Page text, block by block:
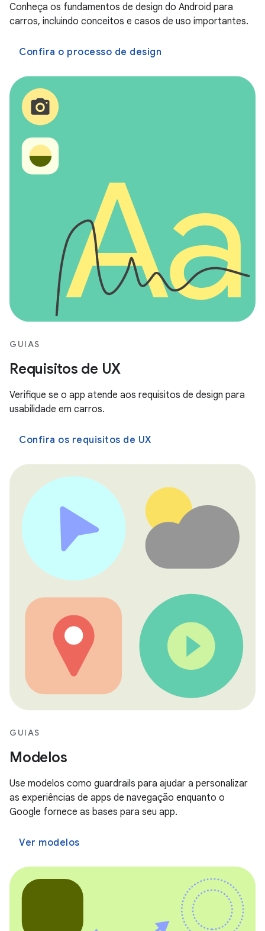
Conheça os fundamentos de design do Android para
carros, incluindo conceitos e casos de uso importantes.
Confira o processo de design
GUIAS
Requisitos de UX
Verifique se o app atende aos requisitos de design para
usabilidade em carros.
Confira os requisitos de UX
GUIAS
Modelos
Use modelos como guardrails para ajudar a personalizar
as experiências de apps de navegação enquanto o
Google fornece as bases para seu app.
Ver modelos